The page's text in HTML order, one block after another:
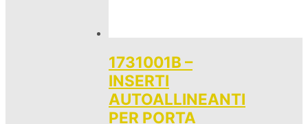
1731001B –
INSERTI
AUTOALLINEANTI
PER PORTA